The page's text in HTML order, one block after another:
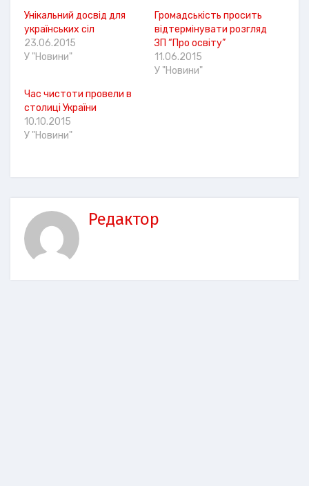
Унікальний досвід для
українських сіл
23.06.2015
У "Новини"
Громадськість просить
відтермінувати розгляд
ЗП “Про освіту”
11.06.2015
У "Новини"
Час чистоти провели в
столиці України
10.10.2015
У "Новини"
Редактор